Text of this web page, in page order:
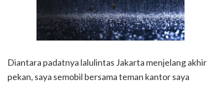
Diantara padatnya lalulintas Jakarta menjelang akhir
pekan, saya semobil bersama teman kantor saya